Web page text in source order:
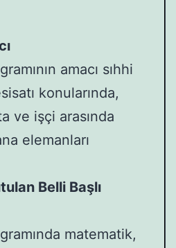
amacı sıhhi
konularında,
ve işçi arasında
elemanları
Belli Başlı
matematik,